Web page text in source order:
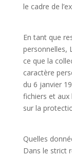
le cadre de
En tant que
personnelles,
ce que la
caractère
du 6 janvier
fichiers et aux
sur la
Quelles
Dans le strict